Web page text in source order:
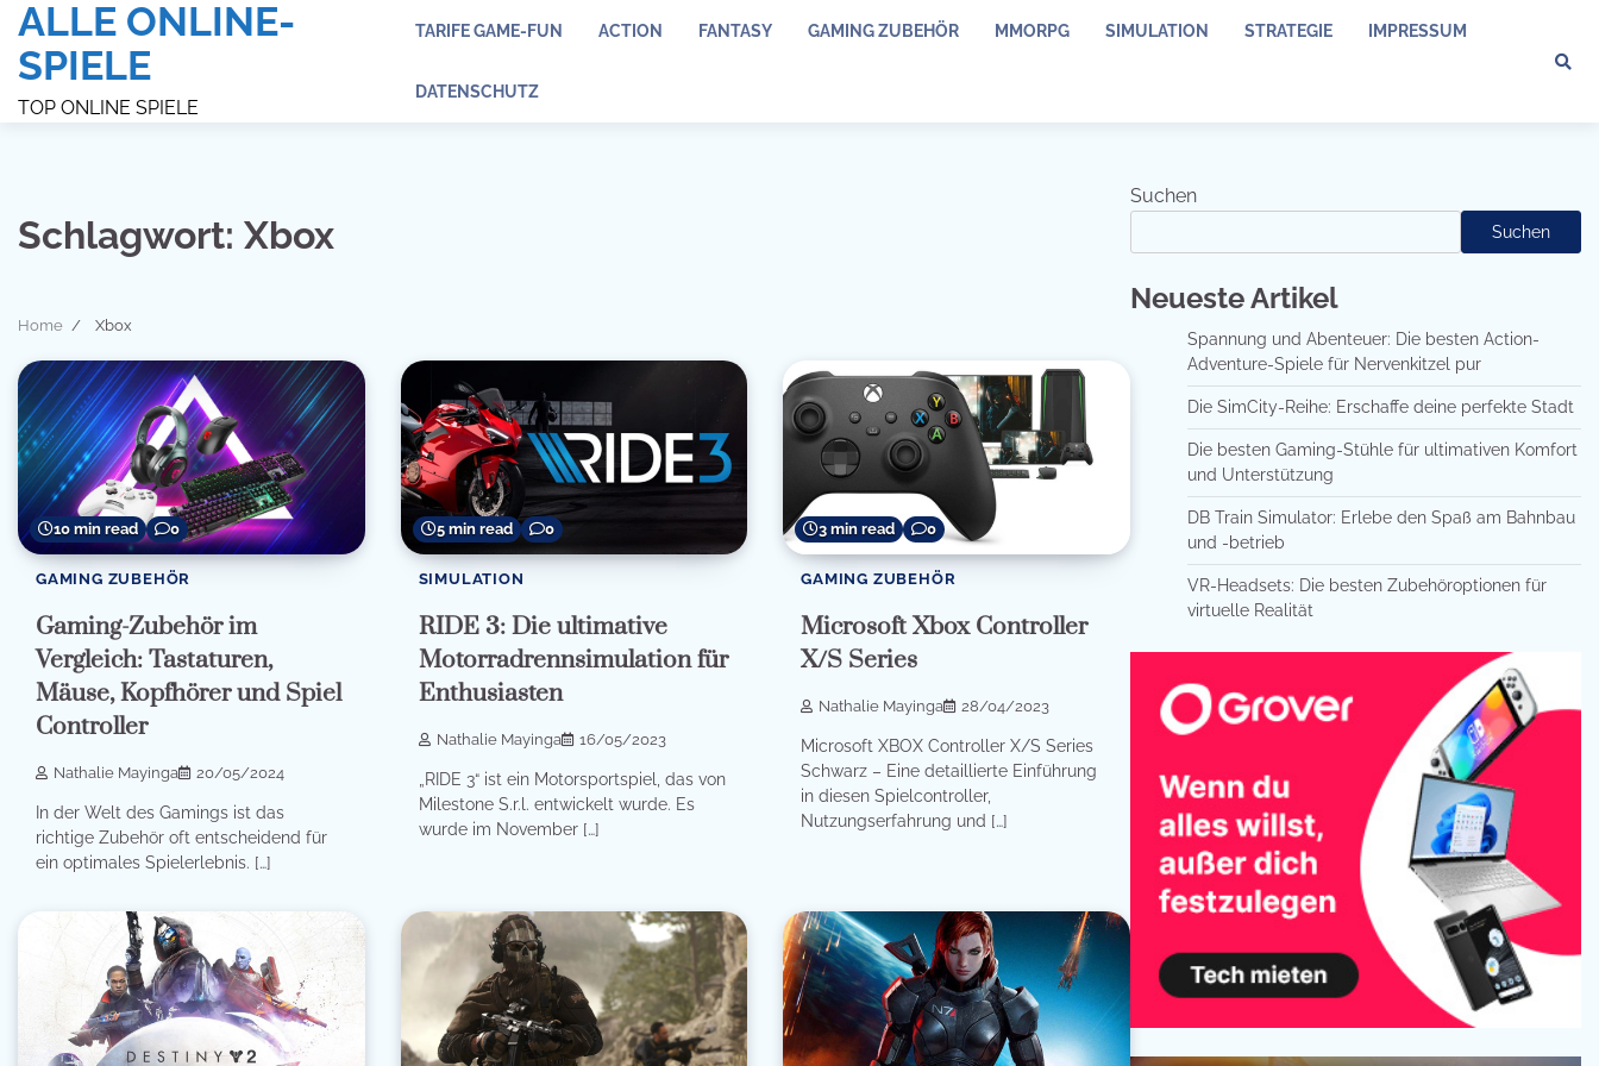
Skip
content
ALLE ONLINE-
SPIELE
TOP ONLINE SPIELE
TARIFE GAME-FUN ACTION FANTASY GAMING ZUBEHÖR MMORPG SIMULATION STRATEGIE IMPRESSUM
DATENSCHUTZ
Schlagwort: Xbox
Home Xbox
10 min read 0
GAMING ZUBEHÖR
Gaming-Zubehör im
Vergleich: Tastaturen,
Mäuse, Kopfhörer und Spiel
Controller
Nathalie Mayinga 20/05/2024
In der Welt des Gamings ist das
richtige Zubehör oft entscheidend für
ein optimales Spielerlebnis. […]
5 min read 0
SIMULATION
RIDE 3: Die ultimative
Motorradrennsimulation für
Enthusiasten
Nathalie Mayinga 16/05/2023
„RIDE 3“ ist ein Motorsportspiel, das von
Milestone S.r.l. entwickelt wurde. Es
wurde im November […]
3 min read 0
GAMING ZUBEHÖR
Microsoft Xbox Controller
X/S Series
Nathalie Mayinga 28/04/2023
Microsoft XBOX Controller X/S Series
Schwarz – Eine detaillierte Einführung
in diesen Spielcontroller,
Nutzungserfahrung und […]
Suchen
Suchen
Neueste Artikel
Spannung und Abenteuer: Die besten Action-
Adventure-Spiele für Nervenkitzel pur
Die SimCity-Reihe: Erschaffe deine perfekte Stadt
Die besten Gaming-Stühle für ultimativen Komfort
und Unterstützung
DB Train Simulator: Erlebe den Spaß am Bahnbau
und -betrieb
VR-Headsets: Die besten Zubehöroptionen für
virtuelle Realität